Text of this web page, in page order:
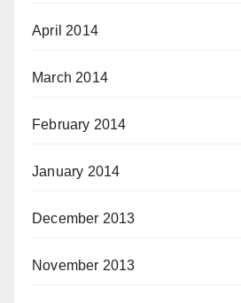
April 2014
March 2014
February 2014
January 2014
December 2013
November 2013